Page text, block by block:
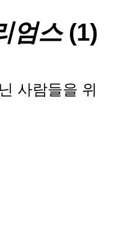
엄스(1)
사람들을 위